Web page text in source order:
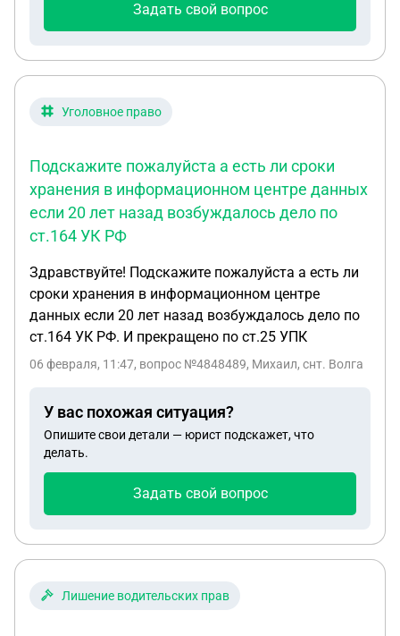
Задать свой вопрос
Уголовное право
Подскажите пожалуйста а есть ли сроки
хранения в информационном центре данных
если 20 лет назад возбуждалось дело по
ст.164 УК РФ
Здравствуйте! Подскажите пожалуйста а есть ли
сроки хранения в информационном центре
данных если 20 лет назад возбуждалось дело по
ст.164 УК РФ. И прекращено по ст.25 УПК
06 февраля, 11:47, вопрос №4848489, Михаил, снт. Волга
У вас похожая ситуация?
Опишите свои детали — юрист подскажет, что
делать.
Задать свой вопрос
Лишение водительских прав